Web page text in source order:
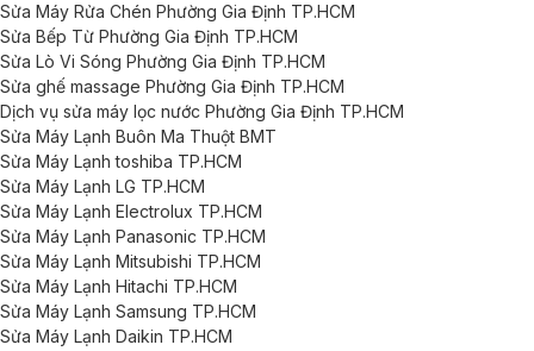
Sửa Máy Rửa Chén Phường Gia Định TP.HCM
Sửa Bếp Từ Phường Gia Định TP.HCM
Sửa Lò Vi Sóng Phường Gia Định TP.HCM
Sửa ghế massage Phường Gia Định TP.HCM
Dịch vụ sửa máy lọc nước Phường Gia Định TP.HCM
Sửa Máy Lạnh Buôn Ma Thuột BMT
Sửa Máy Lạnh toshiba TP.HCM
Sửa Máy Lạnh LG TP.HCM
Sửa Máy Lạnh Electrolux TP.HCM
Sửa Máy Lạnh Panasonic TP.HCM
Sửa Máy Lạnh Mitsubishi TP.HCM
Sửa Máy Lạnh Hitachi TP.HCM
Sửa Máy Lạnh Samsung TP.HCM
Sửa Máy Lạnh Daikin TP.HCM